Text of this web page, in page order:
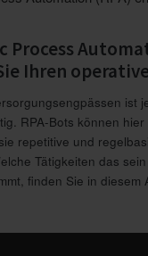
Process
Ihren
ist
RPA-Bots können
repetitive und
Tätigkeiten das
finden Sie in diesem